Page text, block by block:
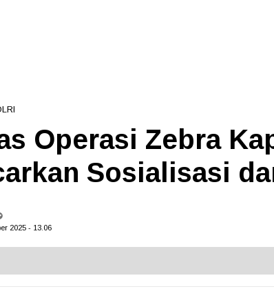
Operasi Zebra
Sosialisasi
2025 - 13.06